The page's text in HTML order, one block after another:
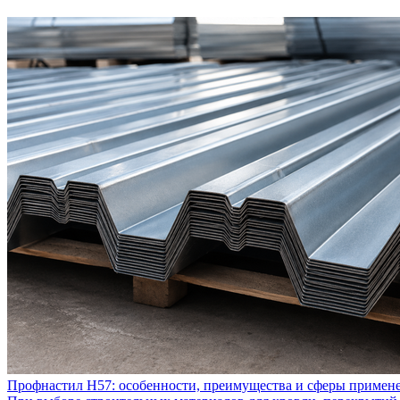
Профнастил Н57: особенности, преимущества и сферы